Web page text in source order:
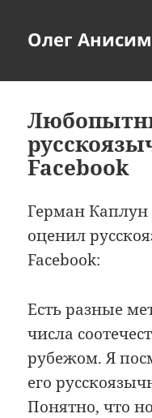
Олег
Facebook
Герман Каплун
оценил
Facebook:
Есть разные
числа
рубежом. Я
его
Понятно, что